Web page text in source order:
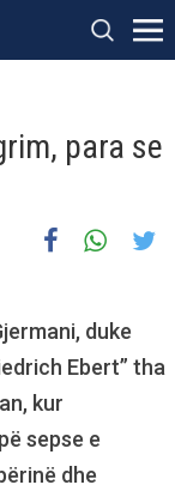
para se
duke
Ebert” tha
kur
sepse e
dhe